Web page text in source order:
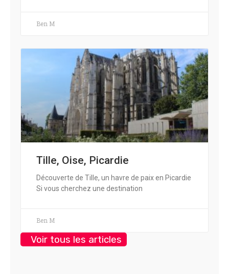
Ben M
Tille, Oise, Picardie
Découverte de Tille, un havre de paix en Picardie
Si vous cherchez une destination
Ben M
Voir tous les articles